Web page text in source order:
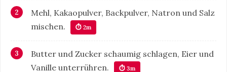
Mehl, Kakaopulver, Backpulver, Natron und Salz
mischen.
⏱ 2m
Butter und Zucker schaumig schlagen, Eier und
Vanille unterrühren.
⏱ 3m